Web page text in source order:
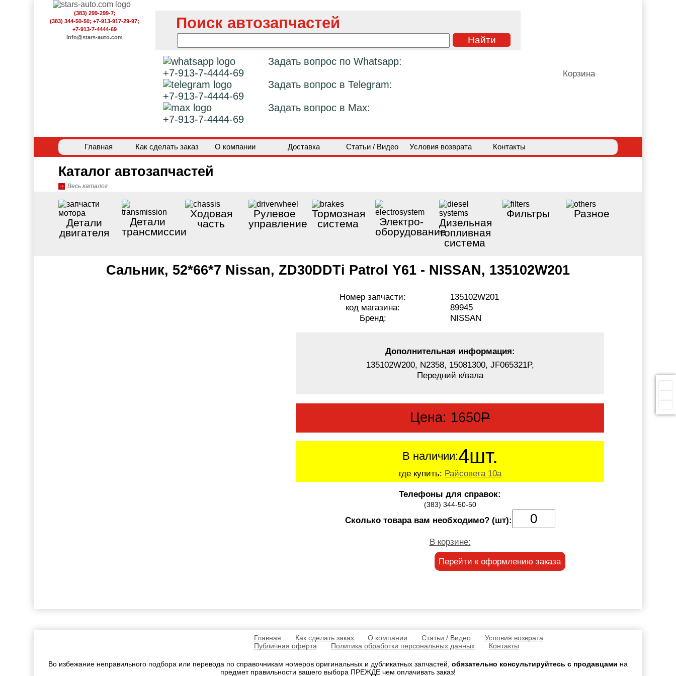
(383) 299-299-7;
(383) 344-50-50; +7-913-917-29-97;
+7-913-7-4444-69
info@stars-auto.com
Поиск автозапчастей
Задать вопрос по Whatsapp:
+7-913-7-4444-69
Задать вопрос в Telegram:
+7-913-7-4444-69
Задать вопрос в Max:
+7-913-7-4444-69
Корзина
Главная Как сделать заказ О компании Доставка Статьи / Видео Условия возврата Контакты
Каталог автозапчастей
Весь каталог
Детали
двигателя
Детали
трансмиссии
Ходовая
часть
Рулевое
управление
Тормозная
система
Электро-
оборудование
Дизельная
топливная
система
Фильтры Разное
Сальник, 52*66*7 Nissan, ZD30DDTi Patrol Y61 - NISSAN, 135102W201
Номер запчасти:
135102W201
код магазина:
89945
Бренд:
NISSAN
Дополнительная информация:
135102W200, N2358, 15081300, JF065321P,
Передний к/вала
Цена: 1650Р
В наличии:4шт.
где купить: Райсовета 10а
Телефоны для справок:
(383) 344-50-50
Сколько товара вам необходимо? (шт):
В корзине:
Перейти к оформлению заказа
Главная Как сделать заказ О компании Статьи / Видео
Условия возврата
Публичная оферта
Политика обработки персональных данных Контакты
Во избежание неправильного подбора или перевода по справочникам номеров оригинальных и дубликатных запчастей, обязательно консультируйтесь с продавцами на
предмет правильности вашего выбора ПРЕЖДЕ чем оплачивать заказ!